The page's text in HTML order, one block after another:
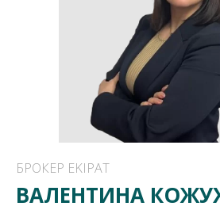
БРОКЕР EKIPAT
ВАЛЕНТИНА